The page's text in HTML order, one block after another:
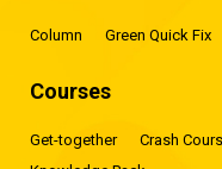
Column Green Quick Fix
Courses
Get-together Crash